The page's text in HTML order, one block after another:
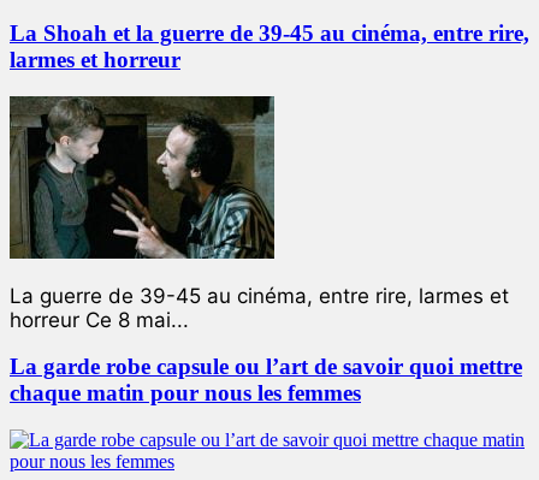
La Shoah et la guerre de 39-45 au cinéma, entre rire,
larmes et horreur
La guerre de 39-45 au cinéma, entre rire, larmes et
horreur Ce 8 mai...
La garde robe capsule ou l’art de savoir quoi mettre
chaque matin pour nous les femmes